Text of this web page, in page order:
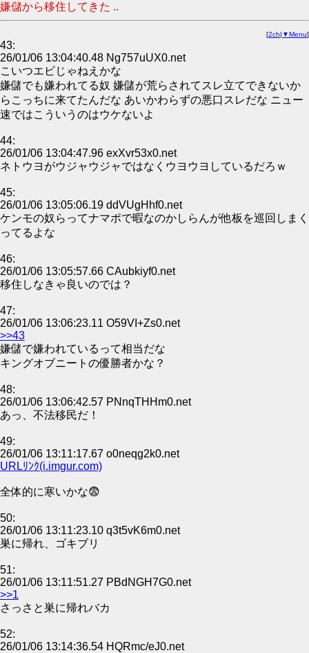
嫌儲から移住してきた ..
[2ch| ▼Menu]
43:
26/01/06 13:04:40.48 Ng757uUX0.net
こいつエビじゃねえかな
嫌儲でも嫌われてる奴 嫌儲が荒らされてスレ立てできないか
らこっちに来てたんだな あいかわらずの悪口スレだな ニュー
速ではこういうのはウケないよ
44:
26/01/06 13:04:47.96 exXvr53x0.net
ネトウヨがウジャウジャではなくウヨウヨしているだろｗ
45:
26/01/06 13:05:06.19 ddVUgHhf0.net
ケンモの奴らってナマポで暇なのかしらんが他板を巡回しまく
ってるよな
46:
26/01/06 13:05:57.66 CAubkiyf0.net
移住しなきゃ良いのでは？
47:
26/01/06 13:06:23.11 O59VI+Zs0.net
>>43
嫌儲で嫌われているって相当だな
キングオブニートの優勝者かな？
48:
26/01/06 13:06:42.57 PNnqTHHm0.net
あっ、不法移民だ！
49:
26/01/06 13:11:17.67 o0neqg2k0.net
URLﾘﾝｸ(i.imgur.com)
全体的に寒いかな😨
50:
26/01/06 13:11:23.10 q3t5vK6m0.net
巣に帰れ、ゴキブリ
51:
26/01/06 13:11:51.27 PBdNGH7G0.net
>>1
さっさと巣に帰れバカ
52:
26/01/06 13:14:36.54 HQRmc/eJ0.net